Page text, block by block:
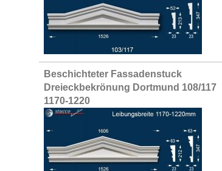
Beschichteter Fassadenstuck
Dreieckbekrönung Dortmund 108/117
1170-1220